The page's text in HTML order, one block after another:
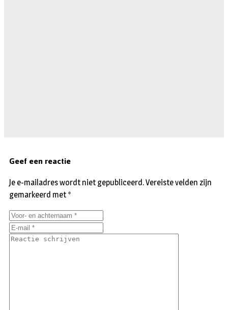
Geef een reactie
Je e-mailadres wordt niet gepubliceerd.Vereiste velden zijn
gemarkeerd met *